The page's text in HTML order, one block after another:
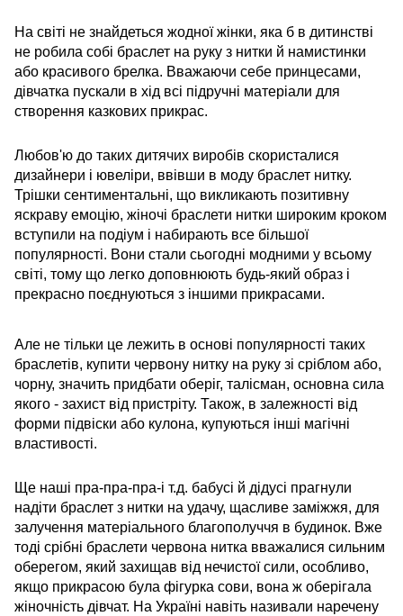
На світі не знайдеться жодної жінки, яка б в дитинстві
не робила собі браслет на руку з нитки й намистинки
або красивого брелка. Вважаючи себе принцесами,
дівчатка пускали в хід всі підручні матеріали для
створення казкових прикрас.
Любов'ю до таких дитячих виробів скористалися
дизайнери і ювеліри, ввівши в моду браслет нитку.
Трішки сентиментальні, що викликають позитивну
яскраву емоцію, жіночі браслети нитки широким кроком
вступили на подіум і набирають все більшої
популярності. Вони стали сьогодні модними у всьому
світі, тому що легко доповнюють будь-який образ і
прекрасно поєднуються з іншими прикрасами.
Але не тільки це лежить в основі популярності таких
браслетів, купити червону нитку на руку зі сріблом або,
чорну, значить придбати оберіг, талісман, основна сила
якого - захист від пристріту. Також, в залежності від
форми підвіски або кулона, купуються інші магічні
властивості.
Ще наші пра-пра-пра-і т.д. бабусі й дідусі прагнули
надіти браслет з нитки на удачу, щасливе заміжжя, для
залучення матеріального благополуччя в будинок. Вже
тоді срібні браслети червона нитка вважалися сильним
оберегом, який захищав від нечистої сили, особливо,
якщо прикрасою була фігурка сови, вона ж оберігала
жіночність дівчат. На Україні навіть називали наречену